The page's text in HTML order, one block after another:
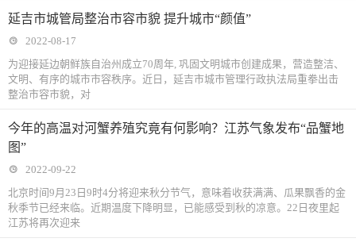
延吉市城管局整治市容市貌 提升城市“颜值”
2022-08-17
为迎接延边朝鲜族自治州成立70周年, 巩固文明城市创建成果，营造整洁、
文明、有序的城市市容秩序。近日，延吉市城市管理行政执法局重拳出击
整治市容市貌，对
今年的高温对河蟹养殖究竟有何影响？江苏气象发布“品蟹地
图”
2022-09-22
北京时间9月23日9时4分将迎来秋分节气，意味着收获满满、瓜果飘香的金
秋季节已经来临。近期温度下降明显，已能感受到秋的凉意。22日夜里起
江苏将再次迎来